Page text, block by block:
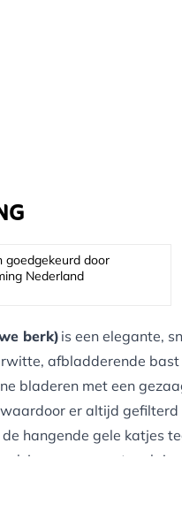
goedgekeurd door
Nederland
berk) is een elegante,
afbladderende
bladeren met een
er altijd gefilterd
hangende gele katjes
je op een
de witte stam. Deze